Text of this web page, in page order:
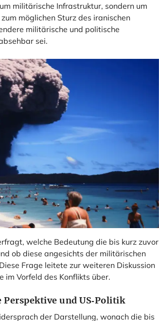
militärische Infrastruktur, sondern um
möglichen Sturz des iranischen
militärische und politische
sei.
welche Bedeutung die bis kurz zuvor
ob diese angesichts der militärischen
Frage leitete zur weiteren Diskussion
im Vorfeld des Konflikts über.
und US‑Politik
der Darstellung, wonach die bis